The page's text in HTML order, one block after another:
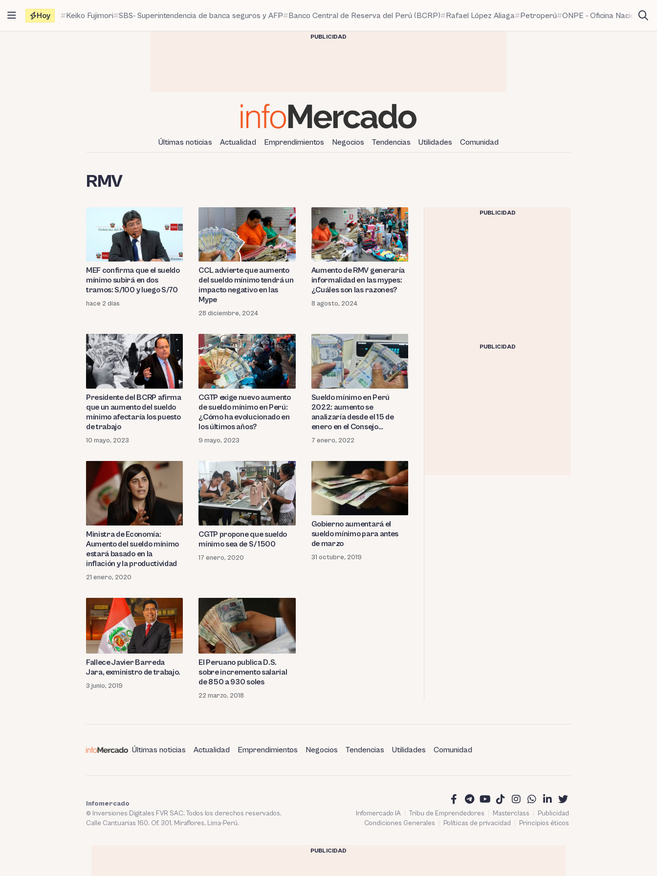
contenido
Hoy Keiko Fujimori SBS- Superintendencia de banca seguros y AFP Banco Central de Reserva del Perú (BCRP) Rafael López Aliaga Petroperú ONPE - Oficina Nacional
PUBLICIDAD
Últimas noticias Actualidad Emprendimientos Negocios Tendencias Utilidades Comunidad
RMV
MEF confirma que el sueldo
mínimo subirá en dos
tramos: S/100 y luego S/70
hace 2 días
CCL advierte que aumento
del sueldo mínimo tendrá un
impacto negativo en las
Mype
28 diciembre, 2024
Aumento de RMV generaría
informalidad en las mypes:
¿Cuáles son las razones?
8 agosto, 2024
Presidente del BCRP afirma
que un aumento del sueldo
mínimo afectaría los puesto
de trabajo
10 mayo, 2023
CGTP exige nuevo aumento
de sueldo mínimo en Perú:
¿Cómo ha evolucionado en
los últimos años?
9 mayo, 2023
Sueldo mínimo en Perú
2022: aumento se
analizaría desde el 15 de
enero en el Consejo
Nacional de Trabajo
7 enero, 2022
Ministra de Economía:
Aumento del sueldo mínimo
estará basado en la
inflación y la productividad
21 enero, 2020
CGTP propone que sueldo
mínimo sea de S/ 1500
17 enero, 2020
Gobierno aumentará el
sueldo mínimo para antes
de marzo
31 octubre, 2019
Fallece Javier Barreda
Jara, exministro de trabajo.
3 junio, 2019
El Peruano publica D.S.
sobre incremento salarial
de 850 a 930 soles
22 marzo, 2018
PUBLICIDAD
PUBLICIDAD
Últimas noticias Actualidad Emprendimientos Negocios Tendencias Utilidades Comunidad
Infomercado IA Tribu de Emprendedores Masterclass
Publicidad
Condiciones Generales
Políticas de privacidad Principios éticos
Infomercado
© Inversiones Digitales FVR SAC. Todos los derechos reservados.
Calle Cantuarias 160. Of. 301. Miraflores, Lima-Perú.
PUBLICIDAD